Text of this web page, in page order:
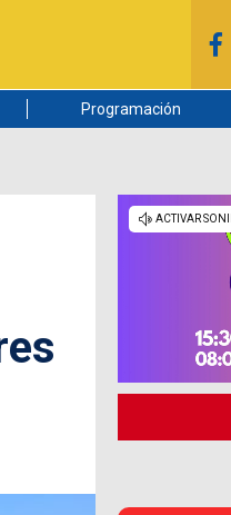
Programación